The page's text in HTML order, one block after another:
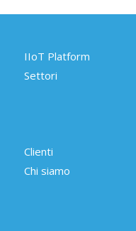
IIoT Platform
Settori
Clienti
Chi siamo